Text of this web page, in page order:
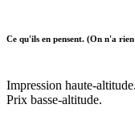
Ce qu'ils en pensent. (On n'a
Impression haute-altitude.
Prix basse-altitude.